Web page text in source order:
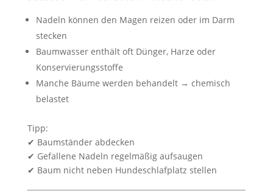
Nadeln können den Magen reizen oder im Darm
stecken
Baumwasser enthält oft Dünger, Harze oder
Konservierungsstoffe
Manche Bäume werden behandelt → chemisch
belastet
Tipp:
✔ Baumständer abdecken
✔ Gefallene Nadeln regelmäßig aufsaugen
✔ Baum nicht neben Hundeschlafplatz stellen